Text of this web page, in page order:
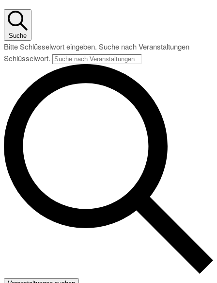
4.
Juli
2026
Suche
Bitte Schlüsselwort eingeben. Suche nach Veranstaltungen
Schlüsselwort.